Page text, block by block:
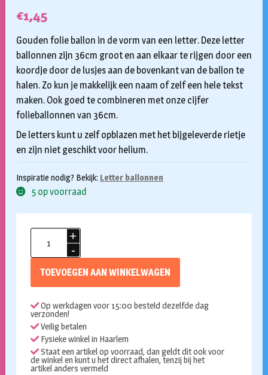
€1,45
Gouden folie ballon in de vorm van een letter. Deze letter
ballonnen zijn 36cm groot en aan elkaar te rijgen door een
koordje door de lusjes aan de bovenkant van de ballon te
halen. Zo kun je makkelijk een naam of zelf een hele tekst
maken. Ook goed te combineren met onze cijfer
folieballonnen van 36cm.
De letters kunt u zelf opblazen met het bijgeleverde rietje
en zijn niet geschikt voor helium.
Inspiratie nodig? Bekijk: Letter ballonnen
5 op voorraad
Folieballon
TOEVOEGEN AAN WINKELWAGEN
Op werkdagen voor 15:00 besteld dezelfde dag
verzonden!
Veilig betalen
Fysieke winkel in Haarlem
Staat een artikel op voorraad, dan geldt dit ook voor
de winkel en kunt u het direct afhalen, tenzij bij het
artikel anders vermeld